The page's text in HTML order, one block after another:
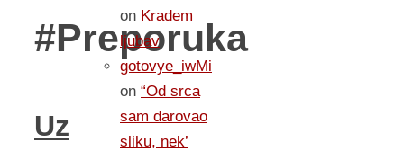
#Preporuka
Uz
on Kradem
ljubav
gotovye_iwMi
on “Od srca
sam darovao
sliku, nek’